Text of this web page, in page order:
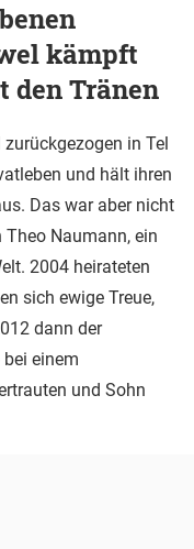
kämpft
den Tränen
in Tel
und hält ihren
Das war aber nicht
Naumann, ein
2004 heirateten
sich ewige Treue,
dann der
einem
und Sohn